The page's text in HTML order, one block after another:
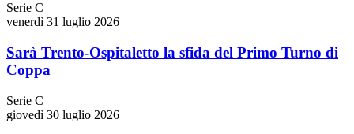
Serie C
venerdì 31 luglio 2026
Sarà Trento-Ospitaletto la sfida del Primo Turno di
Coppa
Serie C
giovedì 30 luglio 2026